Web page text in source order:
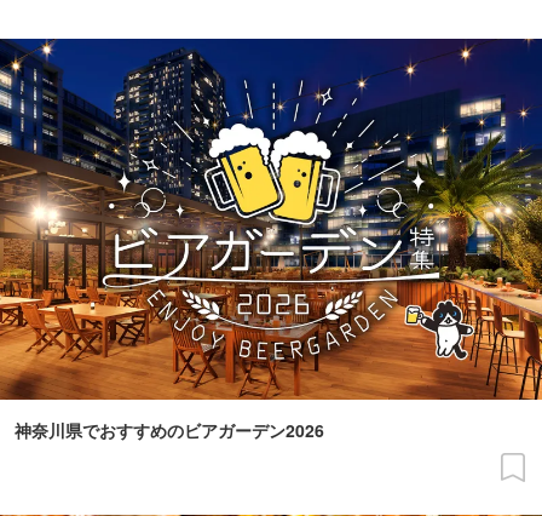
神奈川県でおすすめのビアガーデン2026